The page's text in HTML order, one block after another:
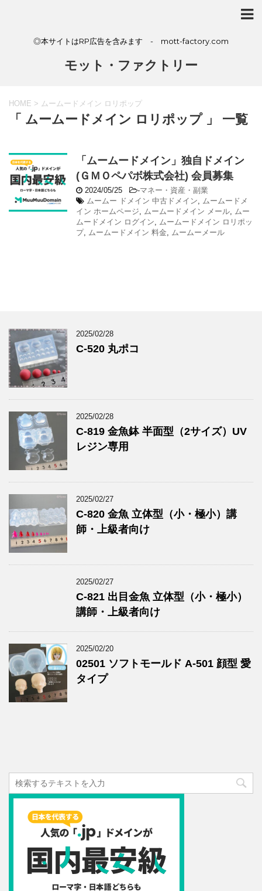
◎本サイトはRP広告を含みます - mott-factory.com
モット・ファクトリー
HOME > ムームードメイン ロリポップ
「 ムームードメイン ロリポップ 」 一覧
「ムームードメイン」独自ドメイン
(ＧＭＯペパボ株式会社) 会員募集
2024/05/25 -マネー・資産・副業
ムームー ドメイン 中古ドメイン, ムームードメ
イン ホームページ, ムームードメイン メール, ムー
ムードメイン ログイン, ムームードメイン ロリポッ
プ, ムームードメイン 料金, ムームーメール
2025/02/28
C-520 丸ポコ
2025/02/28
C-819 金魚鉢 半面型（2サイズ）UV
レジン専用
2025/02/27
C-820 金魚 立体型（小・極小）講
師・上級者向け
2025/02/27
C-821 出目金魚 立体型（小・極小）
講師・上級者向け
2025/02/20
02501 ソフトモールド A-501 顔型 愛
タイプ